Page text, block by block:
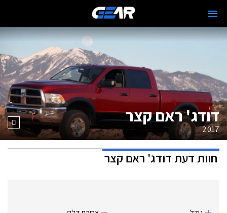
דודג' ראם קצר
2017
חוות דעתדודג' ראם קצר